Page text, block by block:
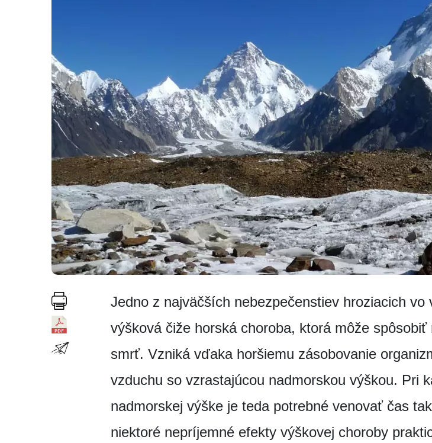
Jedno z najväčších nebezpečenstiev hroziacich
výšková čiže horská choroba, ktorá môže
smrť. Vzniká vďaka horšiemu zásobovanie
vzduchu so vzrastajúcou nadmorskou výškou. Pri
nadmorskej výške je teda potrebné venovať čas
niektoré nepríjemné efekty výškovej choroby